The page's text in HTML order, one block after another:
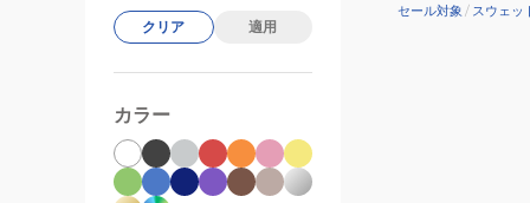
セール対象 / スウェッ
クリア 適用
カラー